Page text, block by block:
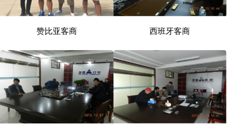
赞比亚客商 西班牙客商